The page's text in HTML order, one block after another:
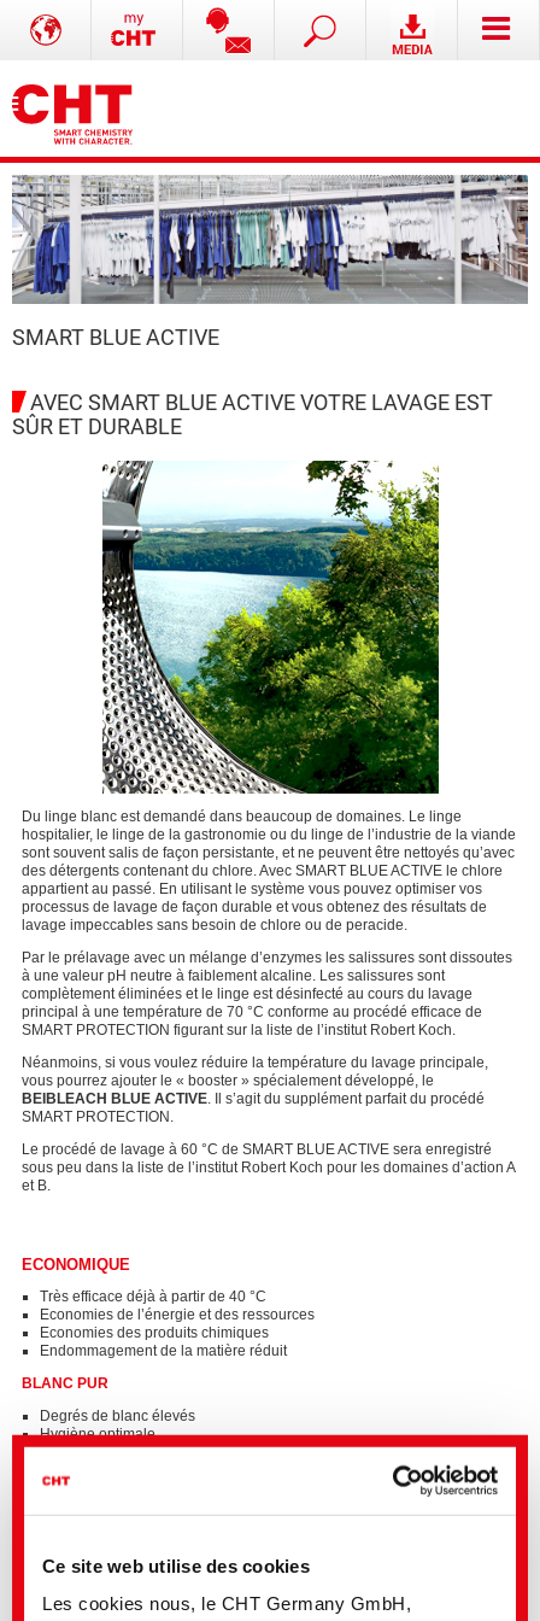
Ce site web utilise des cookies
Les cookies nous, le CHT Germany GmbH,
SMART BLUE ACTIVE
AVEC SMART BLUE ACTIVE VOTRE LAVAGE EST
SÛR ET DURABLE
Du linge blanc est demandé dans beaucoup de domaines. Le linge
hospitalier, le linge de la gastronomie ou du linge de l’industrie de la viande
sont souvent salis de façon persistante, et ne peuvent être nettoyés qu’avec
des détergents contenant du chlore. Avec SMART BLUE ACTIVE le chlore
appartient au passé. En utilisant le système vous pouvez optimiser vos
processus de lavage de façon durable et vous obtenez des résultats de
lavage impeccables sans besoin de chlore ou de peracide.
Par le prélavage avec un mélange d’enzymes les salissures sont dissoutes
à une valeur pH neutre à faiblement alcaline. Les salissures sont
complètement éliminées et le linge est désinfecté au cours du lavage
principal à une température de 70 °C conforme au procédé efficace de
SMART PROTECTION figurant sur la liste de l’institut Robert Koch.
Néanmoins, si vous voulez réduire la température du lavage principale,
vous pourrez ajouter le « booster » spécialement développé, le
BEIBLEACH BLUE ACTIVE. Il s’agit du supplément parfait du procédé
SMART PROTECTION.
Le procédé de lavage à 60 °C de SMART BLUE ACTIVE sera enregistré
sous peu dans la liste de l’institut Robert Koch pour les domaines d’action A
et B.
ECONOMIQUE
Très efficace déjà à partir de 40 °C
Economies de l’énergie et des ressources
Economies des produits chimiques
Endommagement de la matière réduit
BLANC PUR
Degrés de blanc élevés
Hygiène optimale
Fibres mieux protégées
Manutention sûre